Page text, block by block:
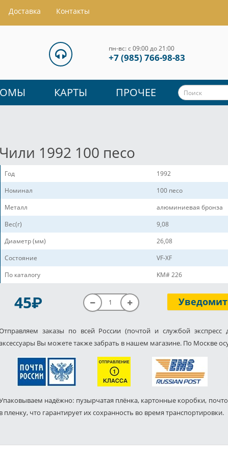
Доставка Контакты
пн-вс: с 09:00 до 21:00
+7 (985) 766-98-83
КАРТЫ ПРОЧЕЕ
Чили 1992 100 песо
Год
1992
Номинал
100 песо
Металл
алюминиевая бронза
Вес(г)
9,08
Диаметр (мм)
26,08
Состояние
VF-XF
По каталогу
KM# 226
45P
заказы по всей России (почтой и службой
Вы можете также забрать в нашем магазине. По Москве
надёжно: пузырчатая плёнка, картонные коробки,
в пленку, что гарантирует их сохранность во время транспортировки.